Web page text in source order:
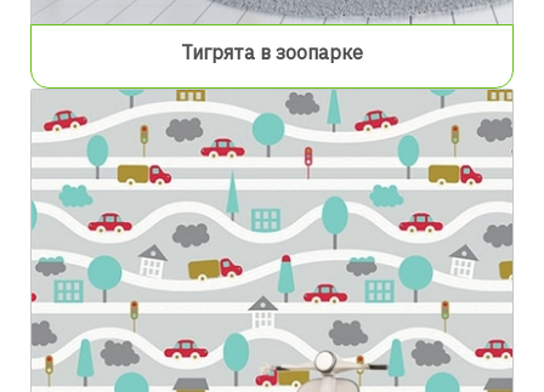
Тигрята в зоопарке